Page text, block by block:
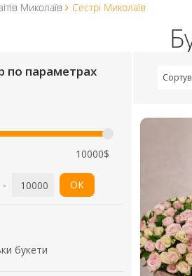
Миколаїв Сестрі Миколаїв
по параметрах
10000$
- ОК
букети